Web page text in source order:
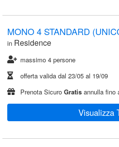
MONO 4 STANDARD
in Residence
massimo 4 persone
offerta valida dal 23/05 al 19/09
Prenota Sicuro Gratis annulla fino
Visualizza